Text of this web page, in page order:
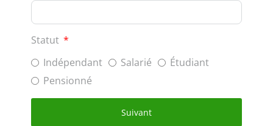
Statut
Indépendant
Salarié
Étudiant
Pensionné
Suivant